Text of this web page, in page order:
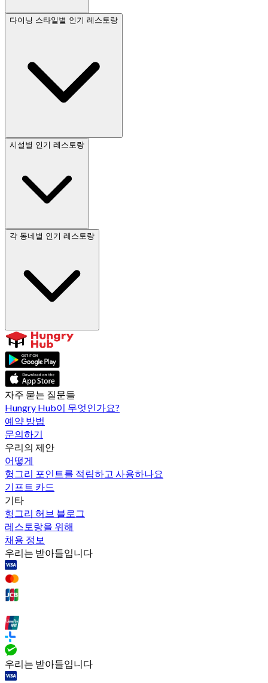
다이닝 스타일별 인기 레스토랑
시설별 인기 레스토랑
각 동네별 인기 레스토랑
자주 묻는 질문들
Hungry Hub이 무엇인가요?
예약 방법
문의하기
우리의 제안
어떻게
헝그리 포인트를 적립하고 사용하나요
기프트 카드
기타
헝그리 허브 블로그
레스토랑을 위해
채용 정보
우리는 받아들입니다
우리는 받아들입니다